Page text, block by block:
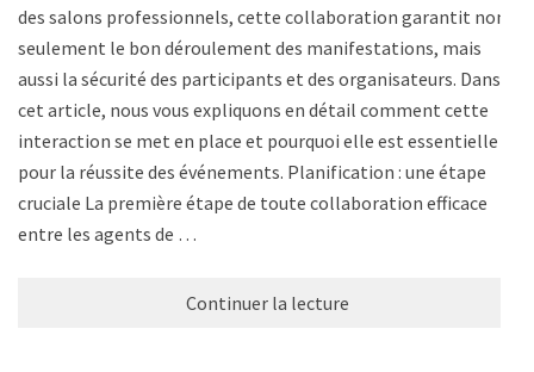
des salons professionnels, cette collaboration garantit non
seulement le bon déroulement des manifestations, mais
aussi la sécurité des participants et des organisateurs. Dans
cet article, nous vous expliquons en détail comment cette
interaction se met en place et pourquoi elle est essentielle
pour la réussite des événements. Planification : une étape
cruciale La première étape de toute collaboration efficace
entre les agents de …
Continuer la lecture